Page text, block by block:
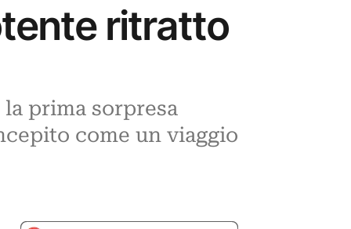
ritratto
prima sorpresa
come un viaggio